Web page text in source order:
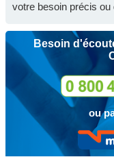
votre besoin précis ou
Besoin
ou